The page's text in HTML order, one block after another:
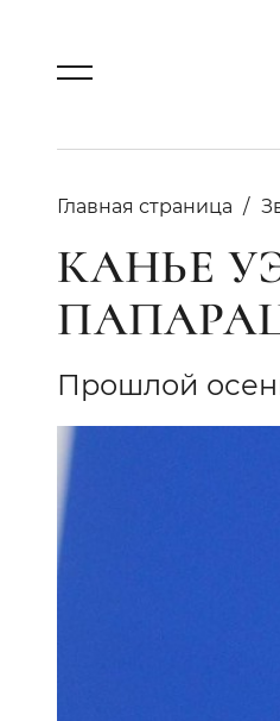
Главная страница
КАНЬЕ
Прошлой